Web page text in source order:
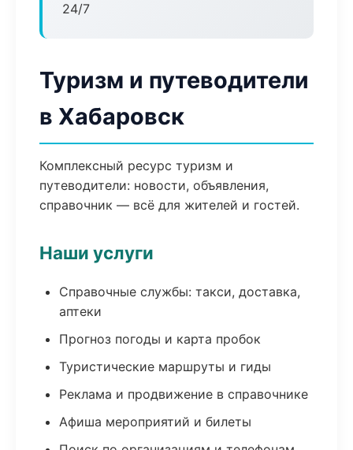
24/7
Туризм и путеводители
в Хабаровск
Комплексный ресурс туризм и
путеводители: новости, объявления,
справочник — всё для жителей и гостей.
Наши услуги
Справочные службы: такси, доставка,
аптеки
Прогноз погоды и карта пробок
Туристические маршруты и гиды
Реклама и продвижение в справочнике
Афиша мероприятий и билеты